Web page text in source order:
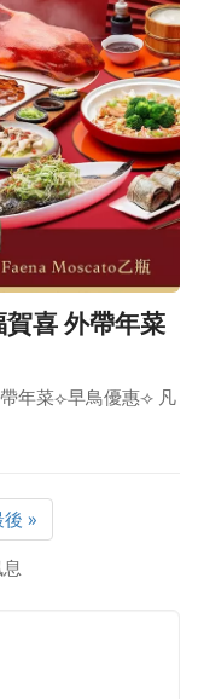
喜 外帶年菜
年菜⟣早鳥優惠⟢ 凡
»